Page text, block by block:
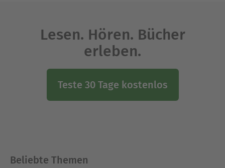
Lesen. Hören. Bücher
erleben.
Teste 30 Tage kostenlos
Beliebte Themen